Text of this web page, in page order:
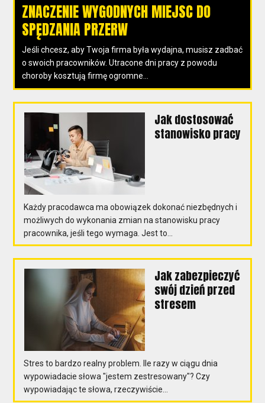
ZNACZENIE WYGODNYCH MIEJSC DO
SPĘDZANIA PRZERW
Jeśli chcesz, aby Twoja firma była wydajna, musisz zadbać
o swoich pracowników. Utracone dni pracy z powodu
choroby kosztują firmę ogromne...
Jak dostosować
stanowisko pracy
Każdy pracodawca ma obowiązek dokonać niezbędnych i
możliwych do wykonania zmian na stanowisku pracy
pracownika, jeśli tego wymaga. Jest to...
Jak zabezpieczyć
swój dzień przed
stresem
Stres to bardzo realny problem. Ile razy w ciągu dnia
wypowiadacie słowa "jestem zestresowany"? Czy
wypowiadając te słowa, rzeczywiście...